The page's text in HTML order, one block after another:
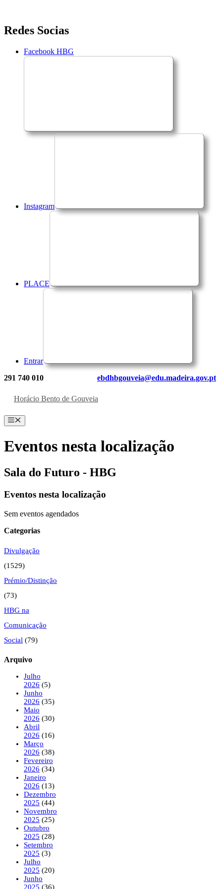
Saltar
para
conteúdo
Redes Socias
Facebook HBG
Instagram
PLACE
Entrar
291 740 010 ebdhbgouveia@edu.madeira.gov.pt
Horácio Bento de Gouveia
Menu
Eventos nesta localização
Sala do Futuro - HBG
Eventos nesta localização
Sem eventos agendados
Categorias
Divulgação
(1529)
Prémio/Distinção
(73)
HBG na
Comunicação
Social (79)
Arquivo
Julho
2026 (5)
Junho
2026 (35)
Maio
2026 (30)
Abril
2026 (16)
Março
2026 (38)
Fevereiro
2026 (34)
Janeiro
2026 (13)
Dezembro
2025 (44)
Novembro
2025 (25)
Outubro
2025 (28)
Setembro
2025 (3)
Julho
2025 (20)
Junho
2025 (36)